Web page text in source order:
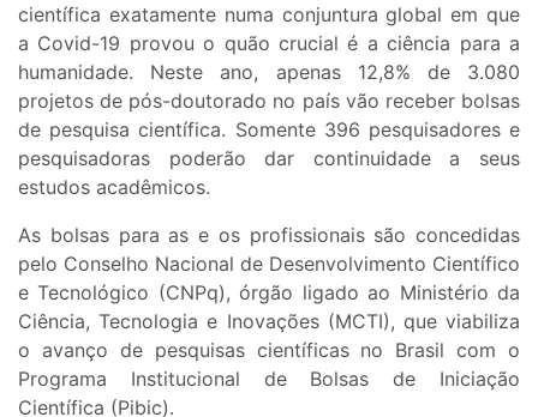
científica exatamente numa conjuntura global em que
a Covid-19 provou o quão crucial é a ciência para a
humanidade. Neste ano, apenas 12,8% de 3.080
projetos de pós-doutorado no país vão receber bolsas
de pesquisa científica. Somente 396 pesquisadores e
pesquisadoras poderão dar continuidade a seus
estudos acadêmicos.
As bolsas para as e os profissionais são concedidas
pelo Conselho Nacional de Desenvolvimento Científico
e Tecnológico (CNPq), órgão ligado ao Ministério da
Ciência, Tecnologia e Inovações (MCTI), que viabiliza
o avanço de pesquisas científicas no Brasil com o
Programa Institucional de Bolsas de Iniciação
Científica (Pibic).